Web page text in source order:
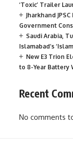
‘Toxic’ Trailer
Jharkhand
Government
Saudi Arabia,
Islamabad’s
New E3 Trion
to 8-Year Battery
Recent
No comments